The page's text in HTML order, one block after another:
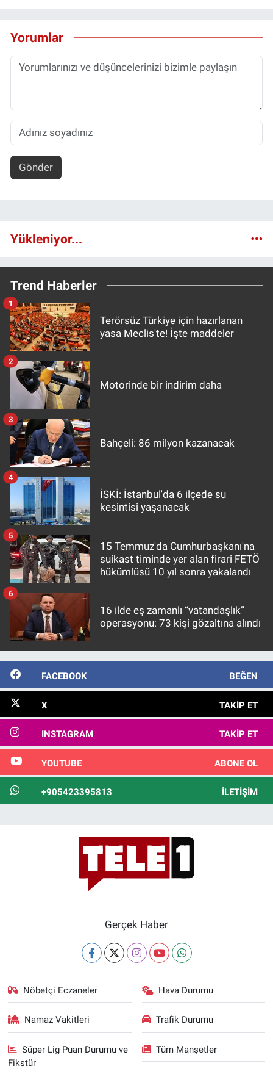
Yorumlar
Gönder
Yükleniyor...
Trend Haberler
Terörsüz Türkiye için hazırlanan
yasa Meclis'te! İşte maddeler
1
Motorinde bir indirim daha
2
Bahçeli: 86 milyon kazanacak
3
İSKİ: İstanbul'da 6 ilçede su
kesintisi yaşanacak
4
15 Temmuz'da Cumhurbaşkanı'na
suikast timinde yer alan firari FETÖ
hükümlüsü 10 yıl sonra yakalandı
5
16 ilde eş zamanlı “vatandaşlık”
operasyonu: 73 kişi gözaltına alındı
6
FACEBOOK BEĞEN
X TAKIP ET
INSTAGRAM TAKIP ET
YOUTUBE ABONE OL
+905423395813 İLETIŞIM
Gerçek Haber
Nöbetçi Eczaneler Hava Durumu
Namaz Vakitleri Trafik Durumu
Süper Lig Puan Durumu ve
Fikstür
Tüm Manşetler